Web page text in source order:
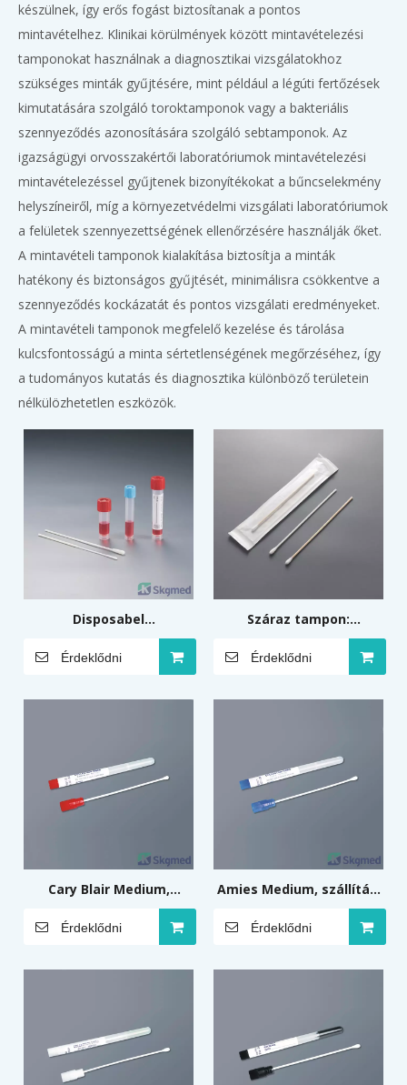
készülnek, így erős fogást biztosítanak a pontos
mintavételhez. Klinikai körülmények között mintavételezési
tamponokat használnak a diagnosztikai vizsgálatokhoz
szükséges minták gyűjtésére, mint például a légúti fertőzések
kimutatására szolgáló toroktamponok vagy a bakteriális
szennyeződés azonosítására szolgáló sebtamponok. Az
igazságügyi orvosszakértői laboratóriumok mintavételezési
mintavételezéssel gyűjtenek bizonyítékokat a bűncselekmény
helyszíneiről, míg a környezetvédelmi vizsgálati laboratóriumok
a felületek szennyezettségének ellenőrzésére használják őket.
A mintavételi tamponok kialakítása biztosítja a minták
hatékony és biztonságos gyűjtését, minimálisra csökkentve a
szennyeződés kockázatát és pontos vizsgálati eredményeket.
A mintavételi tamponok megfelelő kezelése és tárolása
kulcsfontosságú a minta sértetlenségének megőrzéséhez, így
a tudományos kutatás és diagnosztika különböző területein
nélkülözhetetlen eszközök.
Disposabel
Vírusmintavevő és -
megőrző készlet
Érdeklődni
Száraz tampon:
fa/műanyag applikátor
150 mm
Érdeklődni
Cary Blair Medium,
Szállítási tamponok
médiummal
Érdeklődni
Amies Medium, szállítási
tamponok médiummal
Érdeklődni